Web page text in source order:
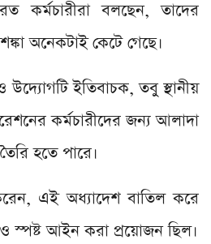
কর্মচারীরা বলছেন, তাদের
অনেকটাই কেটে গেছে।
উদ্যোগটি ইতিবাচক, তবু স্থানীয়
কর্মচারীদের জন্য আলাদা
হতে পারে।
এই অধ্যাদেশ বাতিল করে
স্পষ্ট আইন করা প্রয়োজন ছিল।